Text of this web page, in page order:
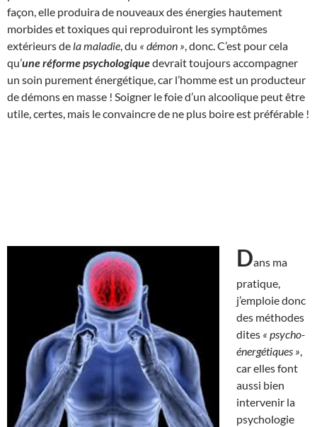
façon, elle produira de nouveaux des énergies hautement
morbides et toxiques qui reproduiront les symptômes
extérieurs de la maladie , du « démon » , donc. C’est pour cela
qu’une réforme psychologiquedevrait toujours accompagner
un soin purement énergétique, car l’homme est un producteur
de démons en masse ! Soigner le foie d’un alcoolique peut être
utile, certes, mais le convaincre de ne plus boire est préférable !
Dans ma
pratique,
j’emploie donc
des méthodes
dites « psycho-
énergétiques »
car elles font
aussi bien
intervenir la
psychologie